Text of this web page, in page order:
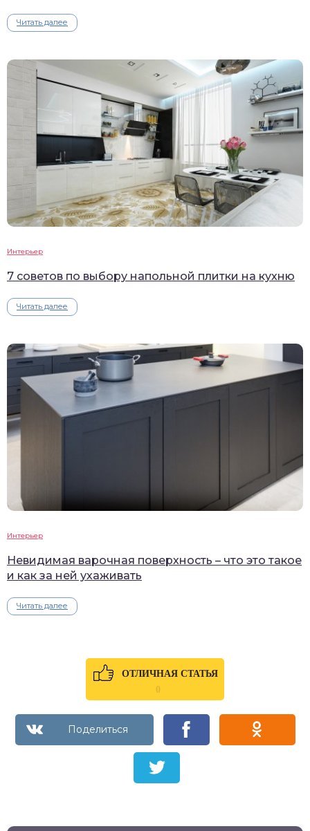
Читать далее
Интерьер
7 советов по выбору напольной плитки на кухню
Читать далее
Интерьер
Невидимая варочная поверхность – что это такое
и как за ней ухаживать
Читать далее
ОТЛИЧНАЯ СТАТЬЯ
0